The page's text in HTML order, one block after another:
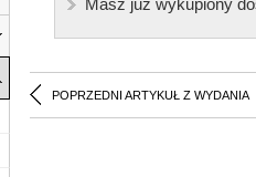
Masz już wykupiony
POPRZEDNI ARTYKUŁ Z WYDANIA